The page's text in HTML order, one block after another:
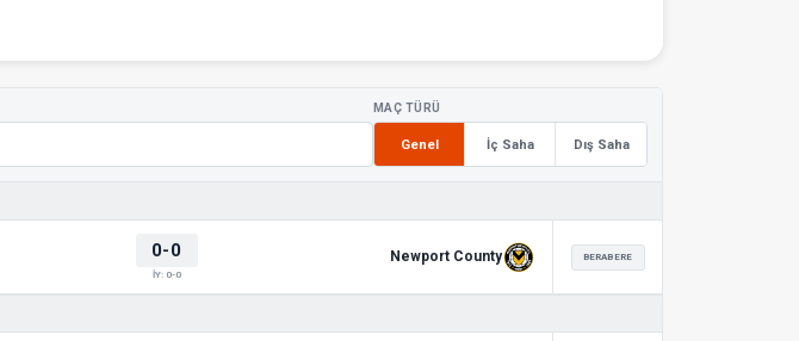
MAÇ TÜRÜ
Genel İç Saha Dış Saha
0-0
İY: 0-0
Newport County BERABERE